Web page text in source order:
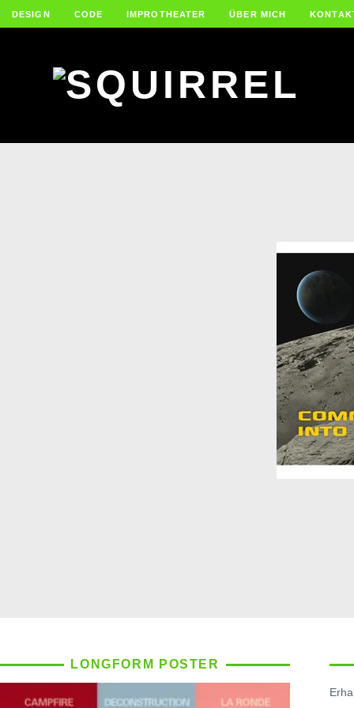
DESIGN CODE IMPROTHEATER ÜBER MICH
LONGFORM POSTER